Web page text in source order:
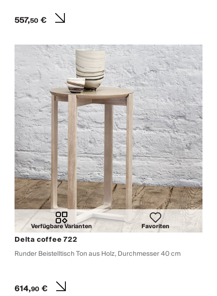
557,50€
Verfügbare Varianten Favoriten
Delta coffee 722
Runder Beistelltisch Ton aus Holz, Durchmesser 40 cm
614,90€